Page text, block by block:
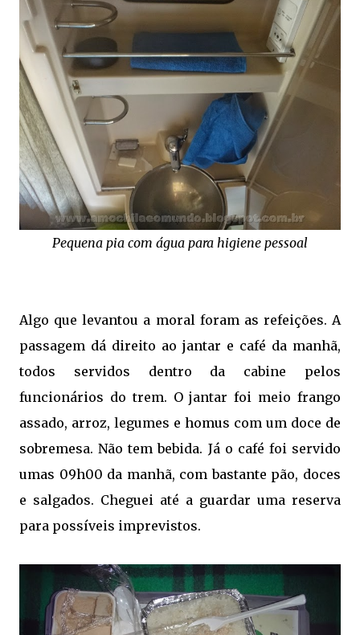
Pequena pia com água para higiene pessoal
Algo que levantou a moral foram as refeições. A
passagem dá direito ao jantar e café da manhã,
todos servidos dentro da cabine pelos
funcionários do trem. O jantar foi meio frango
assado, arroz, legumes e homus com um doce de
sobremesa. Não tem bebida. Já o café foi servido
umas 09h00 da manhã, com bastante pão, doces
e salgados. Cheguei até a guardar uma reserva
para possíveis imprevistos.